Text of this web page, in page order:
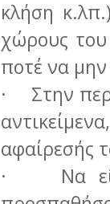
κλήση
χώρους
ποτέ να
· Στην
αφαίρεσής
· Να